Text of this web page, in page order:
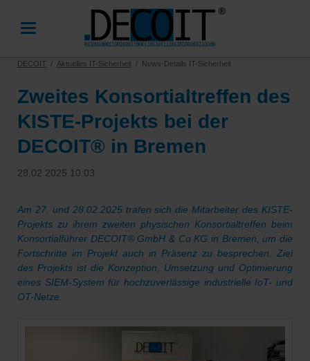
DECOIT Aktuelles IT-Sicherheit News-Details IT-Sicherheit
Zweites Konsortialtreffen des
KISTE-Projekts bei der
DECOIT® in Bremen
28.02.2025 10:03
Am 27. und 28.02.2025 trafen sich die Mitarbeiter des KISTE-
Projekts zu ihrem zweiten physischen Konsortialtreffen beim
Konsortialführer DECOIT® GmbH & Co KG in Bremen, um die
Fortschritte im Projekt auch in Präsenz zu besprechen. Ziel
des Projekts ist die Konzeption, Umsetzung und Optimierung
eines SIEM-System für hochzuverlässige industrielle IoT- und
OT-Netze.